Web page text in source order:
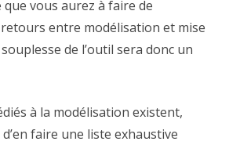
que vous aurez à faire de
entre modélisation et mise
de l’outil sera donc un
à la modélisation existent,
d’en faire une liste exhaustive